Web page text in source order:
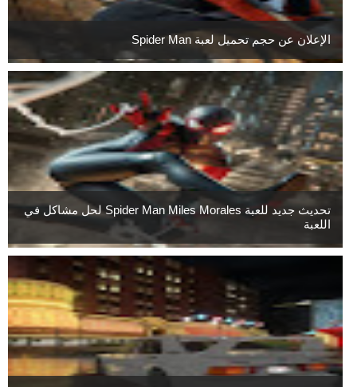
الإعلان عن حجم تحميل لعبة Spider Man
تحديث جديد للعبة Spider Man Miles Morales لحل مشاكل في
اللعبة